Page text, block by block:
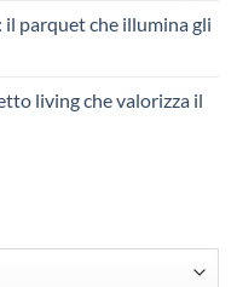
parquet che illumina gli
living che valorizza il